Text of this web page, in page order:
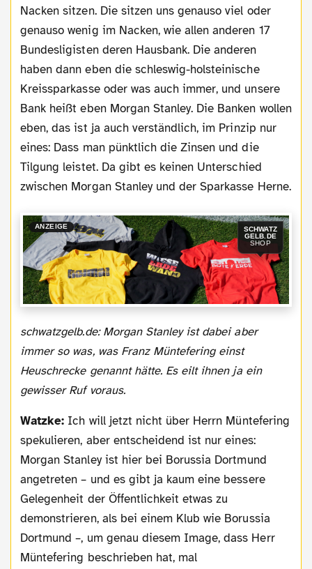
Nacken sitzen. Die sitzen uns genauso viel oder
genauso wenig im Nacken, wie allen anderen 17
Bundesligisten deren Hausbank. Die anderen
haben dann eben die schleswig-holsteinische
Kreissparkasse oder was auch immer, und unsere
Bank heißt eben Morgan Stanley. Die Banken wollen
eben, das ist ja auch verständlich, im Prinzip nur
eines: Dass man pünktlich die Zinsen und die
Tilgung leistet. Da gibt es keinen Unterschied
zwischen Morgan Stanley und der Sparkasse Herne.
ANZEIGE
SCHWATZ
GELB.DE
SHOP
schwatzgelb.de: Morgan Stanley ist dabei aber
immer so was, was Franz Müntefering einst
Heuschrecke genannt hätte. Es eilt ihnen ja ein
gewisser Ruf voraus.
Watzke: Ich will jetzt nicht über Herrn Müntefering
spekulieren, aber entscheidend ist nur eines:
Morgan Stanley ist hier bei Borussia Dortmund
angetreten – und es gibt ja kaum eine bessere
Gelegenheit der Öffentlichkeit etwas zu
demonstrieren, als bei einem Klub wie Borussia
Dortmund –, um genau diesem Image, dass Herr
Müntefering beschrieben hat, mal